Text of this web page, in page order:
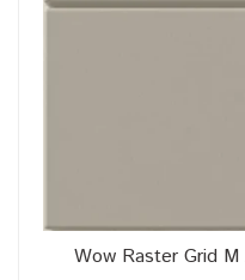
Wow Raster Grid